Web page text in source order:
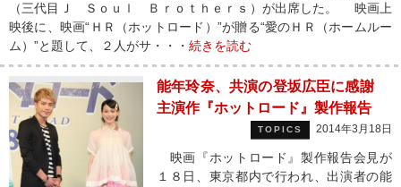
（三代目Ｊ Ｓｏｕｌ Ｂｒｏｔｈｅｒｓ）が出席した。 映画上
映後に、映画“ＨＲ（ホットロード）”が贈る“愛のＨＲ（ホームルー
ム）”と題して、２人がサ・・・ 続きを読む
能年玲奈、共演の登坂広臣に感謝
主演作『ホットロード』製作報告
TOPICS 2014年3月18日
映画『ホットロード』製作報告会見が
１８日、東京都内で行われ、出演者の能